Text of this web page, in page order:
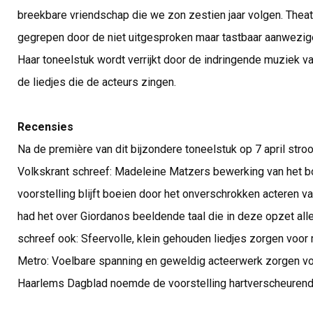
breekbare vriendschap die we zon zestien jaar volgen.
gegrepen door de niet uitgesproken maar tastbaar
Haar toneelstuk wordt verrijkt door de indringende muziek
de liedjes die de acteurs zingen.
Recensies
Na de première van dit bijzondere toneelstuk op 7 april
Volkskrant schreef: Madeleine Matzers bewerking van het
voorstelling blijft boeien door het onverschrokken acteren
had het over Giordanos beeldende taal die in deze opzet
schreef ook: Sfeervolle, klein gehouden liedjes zorgen voor
Metro: Voelbare spanning en geweldig acteerwerk zorgen
Haarlems Dagblad noemde de voorstelling